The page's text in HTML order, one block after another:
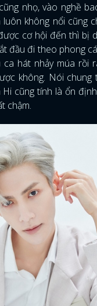
ĐĂNG
nhọ, vào nghề
không nổi cũng
cơ hội đến thì bị
đầu đi theo phong
ca hát nhảy múa rồi
không. Nói chung
cũng tính là ổn
chậm.